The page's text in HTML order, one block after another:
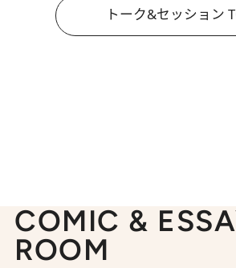
トーク&セッション
COMIC &
ROOM